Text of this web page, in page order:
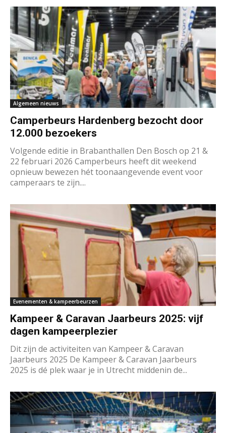
Algemeen nieuws
Camperbeurs Hardenberg bezocht door
12.000 bezoekers
Volgende editie in Brabanthallen Den Bosch op 21 &
22 februari 2026 Camperbeurs heeft dit weekend
opnieuw bewezen hét toonaangevende event voor
camperaars te zijn....
Evenementen & kampeerbeurzen
Kampeer & Caravan Jaarbeurs 2025: vijf
dagen kampeerplezier
Dit zijn de ac­ti­vi­tei­ten van Kampeer & Caravan
Jaarbeurs 2025 De Kampeer & Caravan Jaarbeurs
2025 is dé plek waar je in Utrecht middenin de...